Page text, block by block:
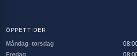
ÖPPETTIDER
Måndag–torsdag